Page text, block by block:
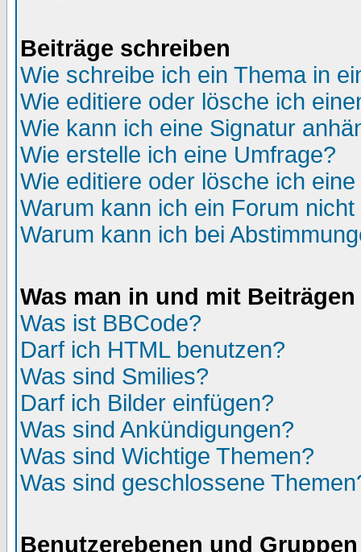
Beiträge schreiben
Wie schreibe ich ein Thema in
Wie editiere oder lösche ich
Wie kann ich eine Signatur
Wie erstelle ich eine Umfrage?
Wie editiere oder lösche ich
Warum kann ich ein Forum
Warum kann ich bei
Was man in und mit
Was ist BBCode?
Darf ich HTML benutzen?
Was sind Smilies?
Darf ich Bilder einfügen?
Was sind Ankündigungen?
Was sind Wichtige Themen?
Was sind geschlossene
Benutzerebenen und Gruppen